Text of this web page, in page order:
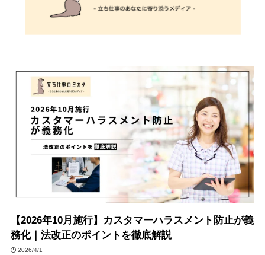
【2026年10月施行】カスタマーハラスメント防止が義
務化｜法改正のポイントを徹底解説
2026/4/1